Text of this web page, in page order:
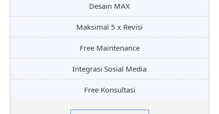
Desain MAX
Maksimal 5 x Revisi
Free Maintenance
Integrasi Sosial Media
Free Konsultasi